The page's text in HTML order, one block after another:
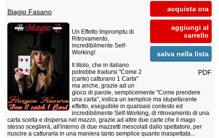
acquista ora
aggiungi al
carrello
salva nella lista
PDF
Biagio Fasano
Un Effetto Impromptu di
Ritrovamento,
incredibilmente Self-
Working!
Il titolo, che in italiano
potrebbe tradursi "Come 2
(carte) catturano 1 Carta"
ma anche, grazie ad un
gioco di parole, semplicemente "Come prendere
una carta", indica un semplice ma stupefacente
effetto, eseguibile in qualsiasi contesto ed
incredibilmente Self-Working, di ritrovamento di una
carta scelta e dispersa nel mazzo, grazie ad altre due carte che il mago
stesso sceglierà, all'interno di due mazzetti mescolati dallo spettatore, per
riuscire a catturarla in una maniera tanto semplice quanto inaspettata...